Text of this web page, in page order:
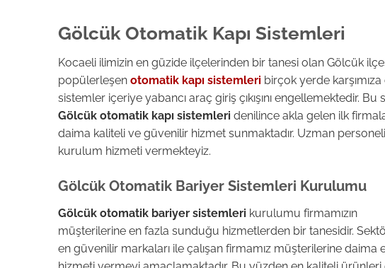
Gölcük Otomatik Kapı Sistemleri
Kocaeli ilimizin en güzide ilçelerinden bir tanesi olan Gölcük
popülerleşen otomatik kapı sistemleri birçok yerde
sistemler içeriye yabancı araç giriş çıkışını engellemektedir.
Gölcük otomatik kapı sistemleri denilince akla gelen ilk
daima kaliteli ve güvenilir hizmet sunmaktadır. Uzman
kurulum hizmeti vermekteyiz.
Gölcük Otomatik Bariyer Sistemleri Kurulumu
Gölcük otomatik bariyer sistemleri kurulumu firmamızın
müşterilerine en fazla sunduğu hizmetlerden bir tanesidir.
en güvenilir markaları ile çalışan firmamız müşterilerine daima